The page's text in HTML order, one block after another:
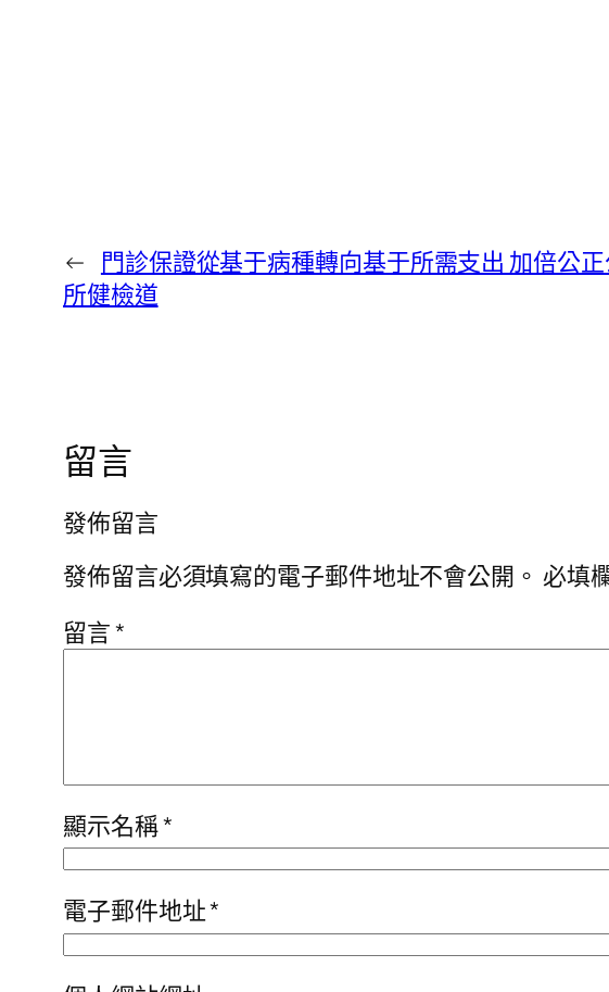
← 門診保證從基于病種轉向基于所需支出 加倍公
所健檢道
留言
發佈留言
發佈留言必須填寫的電子郵件地址不會公開。 必填
留言*
顯示名稱*
電子郵件地址*